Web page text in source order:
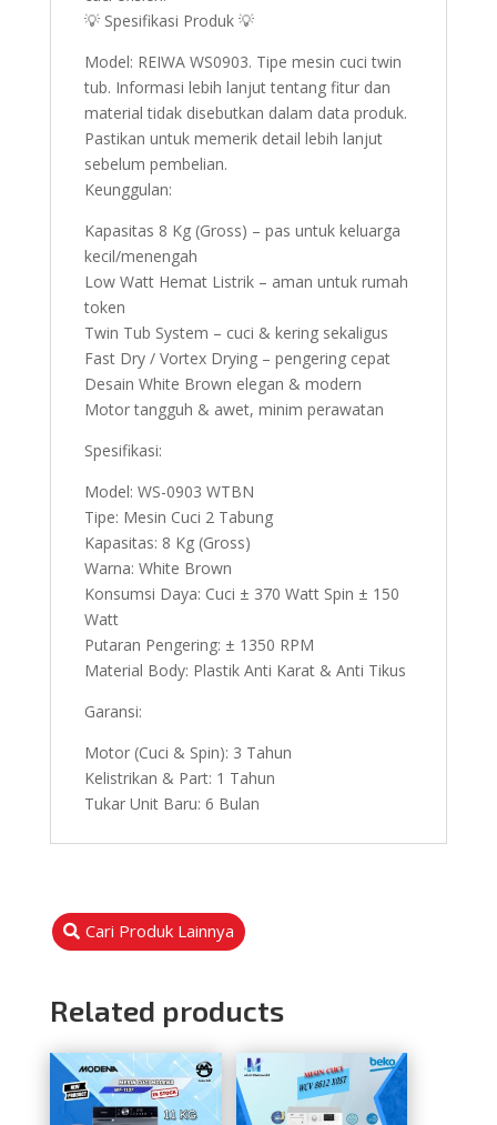
💡 Spesifikasi Produk 💡
Model: REIWA WS0903. Tipe mesin cuci twin
tub. Informasi lebih lanjut tentang fitur dan
material tidak disebutkan dalam data produk.
Pastikan untuk memerik detail lebih lanjut
sebelum pembelian.
Keunggulan:
Kapasitas 8 Kg (Gross) – pas untuk keluarga
kecil/menengah
Low Watt Hemat Listrik – aman untuk rumah
token
Twin Tub System – cuci & kering sekaligus
Fast Dry / Vortex Drying – pengering cepat
Desain White Brown elegan & modern
Motor tangguh & awet, minim perawatan
Spesifikasi:
Model: WS-0903 WTBN
Tipe: Mesin Cuci 2 Tabung
Kapasitas: 8 Kg (Gross)
Warna: White Brown
Konsumsi Daya: Cuci ± 370 Watt Spin ± 150
Watt
Putaran Pengering: ± 1350 RPM
Material Body: Plastik Anti Karat & Anti Tikus
Garansi:
Motor (Cuci & Spin): 3 Tahun
Kelistrikan & Part: 1 Tahun
Tukar Unit Baru: 6 Bulan
Cari Produk Lainnya
Related products